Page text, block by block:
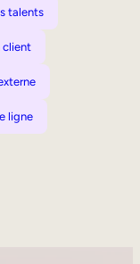
talents
client
ligne